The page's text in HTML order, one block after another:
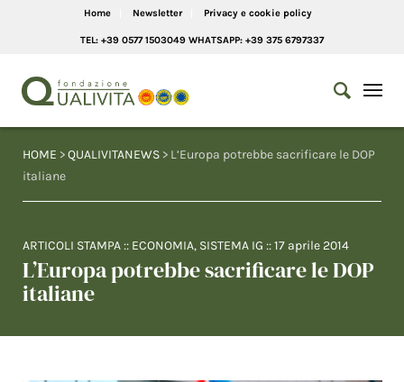
Home Newsletter Privacy e cookie policy
TEL: +39 0577 1503049 WHATSAPP: +39 375 6797337
HOME >QUALIVITANEWS > L’Europa potrebbe sacrificare le DOP
italiane
ARTICOLI STAMPA :: ECONOMIA, SISTEMA IG ::17 aprile 2014
L’Europa potrebbe sacrificare le DOP
italiane